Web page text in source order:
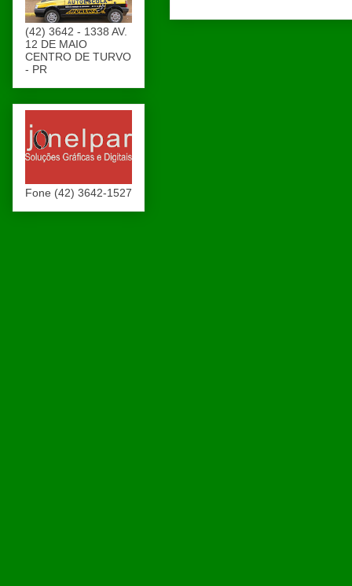
(42) 3642 - 1338 AV.
12 DE MAIO
CENTRO DE TURVO
- PR
Fone (42) 3642-1527